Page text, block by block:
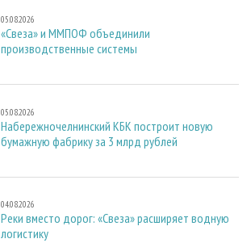
05.08.2026
«Свеза» и ММПОФ объединили
производственные системы
05.08.2026
Набережночелнинский КБК построит новую
бумажную фабрику за 3 млрд рублей
04.08.2026
Реки вместо дорог: «Свеза» расширяет водную
логистику